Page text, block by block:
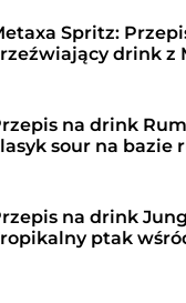
Spritz:
drink z
na drink
sour na bazie
na drink
ptak